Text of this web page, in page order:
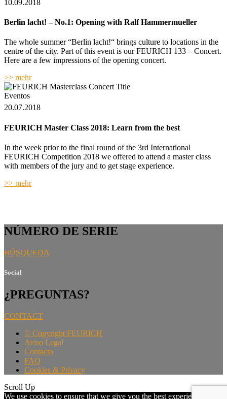
10.09.2018
Berlin lacht! – No.1: Opening with Ralf Hammermueller
The whole summer “Berlin lacht!“ brings culture to locations in the
centre of the city. Part of this event is our FEURICH 133 – Concert.
Here are a few impressions of the opening concert.
>> mehr
Eventos
20.07.2018
FEURICH Master Class 2018: Learn from the best
In the week prior to the final round of the 3rd International
FEURICH Competition 2018 we offered to attend a master class
with members of the jury and to get stage experience.
>> mehr
NÚMERO DE SERIE
BÚSQUEDA
Social
¿PREGUNTAS?
CONTACT
© Copyright FEURICH
Aviso Legal
Contacto
FAQ
Cookies & Privacy
Scroll Up
We use cookies to ensure that we give you the best experience on